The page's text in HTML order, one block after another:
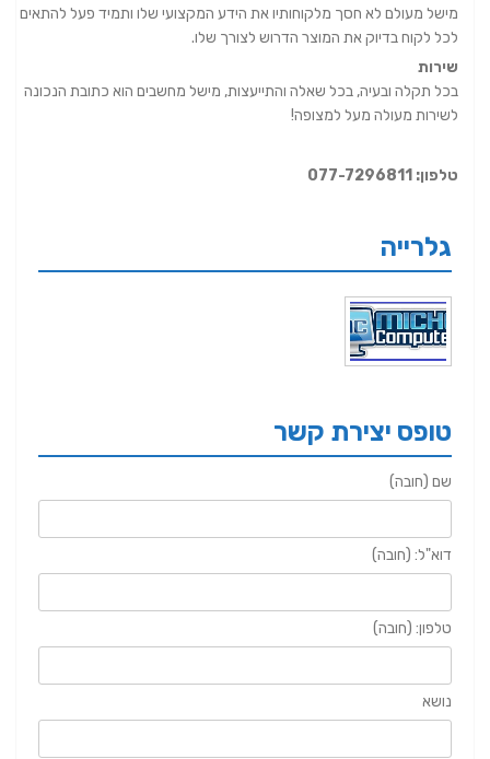
מישל מעולם לא חסך מלקוחותיו את הידע המקצועי שלו ותמיד פעל להתאים
לכל לקוח בדיוק את המוצר הדרוש לצורך שלו.
שירות
בכל תקלה ובעיה, בכל שאלה והתייעצות, מישל מחשבים הוא כתובת הנכונה
לשירות מעולה מעל למצופה!
טלפון: 077-7296811
גלרייה
טופס יצירת קשר
שם (חובה)
דוא"ל: (חובה)
טלפון: (חובה)
נושא